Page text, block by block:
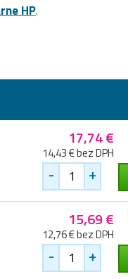
HP.
17,74 €
14,43 € bez DPH
- +
15,69 €
12,76 € bez DPH
- +